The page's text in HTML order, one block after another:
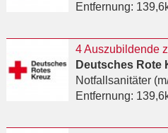
Entfernung:
Deutsches Rote
Notfallsanitäter
Entfernung: